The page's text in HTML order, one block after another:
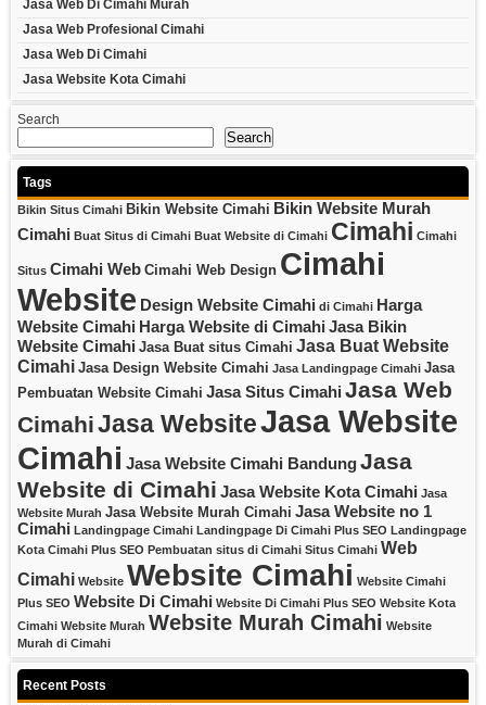
Jasa Web Di Cimahi Murah
Jasa Web Profesional Cimahi
Jasa Web Di Cimahi
Jasa Website Kota Cimahi
Search
Search
Tags
Bikin Situs Cimahi Bikin Website Cimahi Bikin Website Murah
Cimahi Buat Situs di Cimahi Buat Website di Cimahi Cimahi Cimahi
Situs Cimahi Web Cimahi Web Design Cimahi
Website Design Website Cimahi di Cimahi Harga
Website Cimahi Harga Website di Cimahi Jasa Bikin
Website Cimahi Jasa Buat situs Cimahi Jasa Buat Website
Cimahi Jasa Design Website Cimahi Jasa Landingpage Cimahi Jasa
Pembuatan Website Cimahi Jasa Situs Cimahi Jasa Web
CimahiJasa WebsiteJasa Website
Cimahi Jasa Website Cimahi BandungJasa
Website di Cimahi Jasa Website Kota Cimahi Jasa
Website Murah Jasa Website Murah Cimahi Jasa Website no 1
Cimahi Landingpage Cimahi Landingpage Di Cimahi Plus SEO Landingpage
Kota Cimahi Plus SEO Pembuatan situs di Cimahi Situs Cimahi Web
Cimahi Website Website Cimahi Website Cimahi
Plus SEO Website Di Cimahi Website Di Cimahi Plus SEO Website Kota
Cimahi Website Murah Website Murah Cimahi Website
Murah di Cimahi
Recent Posts